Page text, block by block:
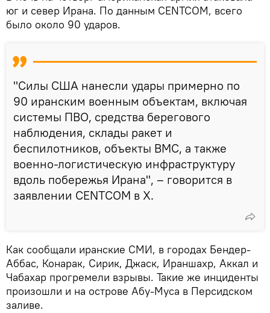
юг и север Ирана. По данным CENTCOM, всего
было около 90 ударов.
"Силы США нанесли удары примерно по
90 иранским военным объектам, включая
системы ПВО, средства берегового
наблюдения, склады ракет и
беспилотников, объекты ВМС, а также
военно-логистическую инфраструктуру
вдоль побережья Ирана", – говорится в
заявлении CENTCOM в Х.
Как сообщали иранские СМИ, в городах Бендер-
Аббас, Конарак, Сирик, Джаск, Ираншахр, Аккал и
Чабахар прогремели взрывы. Такие же инциденты
произошли и на острове Абу-Муса в Персидском
заливе.